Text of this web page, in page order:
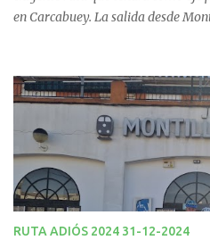
en Carcabuey. La salida desde
Quedadas Fin de Semana 2025.
RUTA ADIÓS 2024 31-12-2024